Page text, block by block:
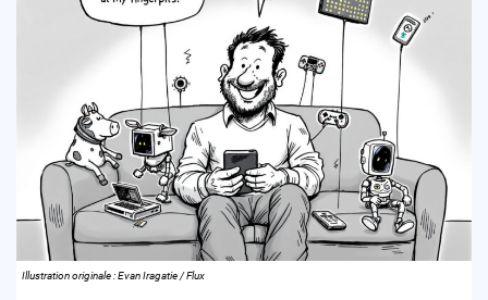
Illustration originale : Evan Iragatie / Flux